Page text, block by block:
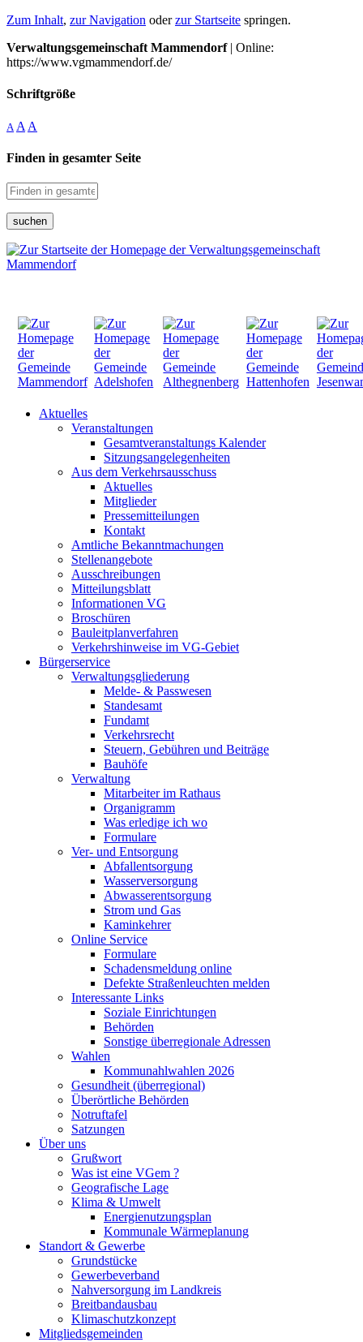
Zum Inhalt, zur Navigation oderzur Startseite springen.
Verwaltungsgemeinschaft Mammendorf| Online:
https://www.vgmammendorf.de/
Schriftgröße
A A A
Finden in gesamter Seite
suchen
Aktuelles
Veranstaltungen
Gesamtveranstaltungs Kalender
Sitzungsangelegenheiten
Aus dem Verkehrsausschuss
Aktuelles
Mitglieder
Pressemitteilungen
Kontakt
Amtliche Bekanntmachungen
Stellenangebote
Ausschreibungen
Mitteilungsblatt
Informationen VG
Broschüren
Bauleitplanverfahren
Verkehrshinweise im VG-Gebiet
Bürgerservice
Verwaltungsgliederung
Melde- & Passwesen
Standesamt
Fundamt
Verkehrsrecht
Steuern, Gebühren und Beiträge
Bauhöfe
Verwaltung
Mitarbeiter im Rathaus
Organigramm
Was erledige ich wo
Formulare
Ver- und Entsorgung
Abfallentsorgung
Wasserversorgung
Abwasserentsorgung
Strom und Gas
Kaminkehrer
Online Service
Formulare
Schadensmeldung online
Defekte Straßenleuchten melden
Interessante Links
Soziale Einrichtungen
Behörden
Sonstige überregionale Adressen
Wahlen
Kommunahlwahlen 2026
Gesundheit (überregional)
Überörtliche Behörden
Notruftafel
Satzungen
Über uns
Grußwort
Was ist eine VGem ?
Geografische Lage
Klima & Umwelt
Energienutzungsplan
Kommunale Wärmeplanung
Standort & Gewerbe
Grundstücke
Gewerbeverband
Nahversorgung im Landkreis
Breitbandausbau
Klimaschutzkonzept
Mitgliedsgemeinden